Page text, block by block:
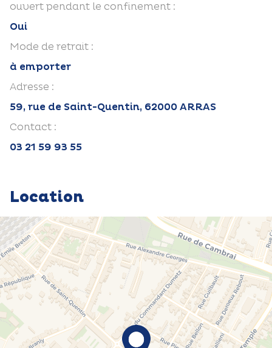
ouvert pendant le confinement :
Oui
Mode de retrait :
à emporter
Adresse :
59, rue de Saint-Quentin, 62000 ARRAS
Contact :
03 21 59 93 55
Location